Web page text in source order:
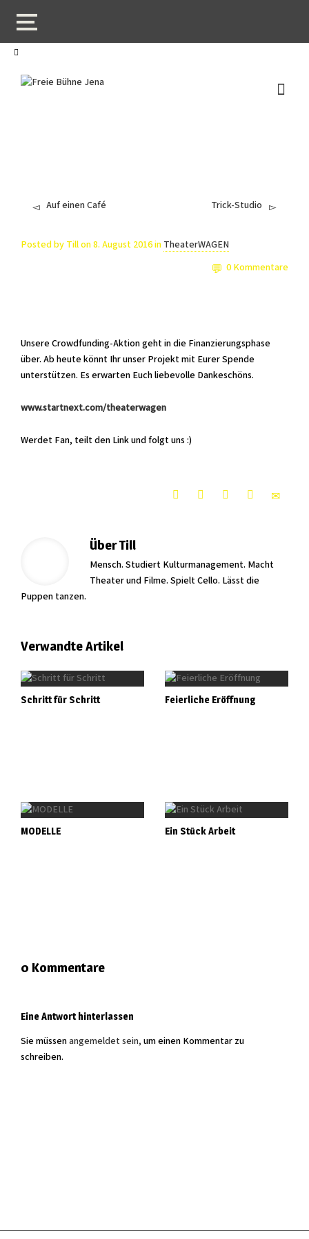
Show me the
Auf einen Café Trick-Studio
Posted by Tillon8. August 2016in TheaterWAGEN
0 Kommentare
Unsere Crowdfunding-Aktion geht in die Finanzierungsphase
über. Ab heute könnt Ihr unser Projekt mit Eurer Spende
unterstützen. Es erwarten Euch liebevolle Dankeschöns.
www.startnext.com/theaterwagen
Werdet Fan, teilt den Link und folgt uns :)
ÜberTill
Mensch. Studiert Kulturmanagement. Macht
Theater und Filme. Spielt Cello. Lässt die
Puppen tanzen.
Verwandte Artikel
Schritt für Schritt Feierliche Eröffnung
MODELLE Ein Stück Arbeit
0 Kommentare
Eine Antwort hinterlassen
Sie müssenangemeldet sein, um einen Kommentar zu
schreiben.